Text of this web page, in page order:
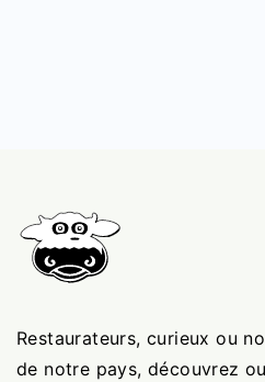
Restaurateurs, curieux ou
de notre pays, découvrez